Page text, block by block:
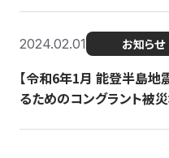
2024.02.01 お知らせ
【令和6年1月 能登半島地
るためのコングラント被